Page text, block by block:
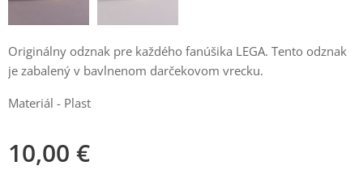
Originálny odznak pre každého fanúšika LEGA. Tento odznak
je zabalený v bavlnenom darčekovom vrecku.
Materiál - Plast
10,00 €